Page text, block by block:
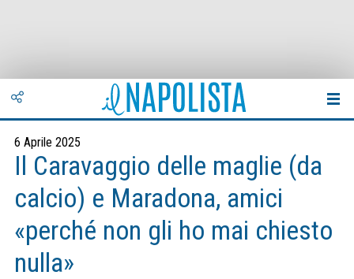
6 Aprile 2025
Il Caravaggio delle maglie (da
calcio) e Maradona, amici
«perché non gli ho mai chiesto
nulla»